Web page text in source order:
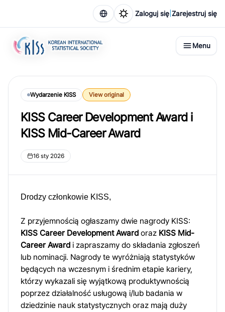
Zaloguj się Zarejestruj się
Menu
Wydarzenie KISS View original
KISS Career Development Award i
KISS Mid-Career Award
16 sty 2026
Drodzy członkowie KISS,
Z przyjemnością ogłaszamy dwie nagrody KISS:
KISS Career Development Award oraz KISS Mid-
Career Award i zapraszamy do składania zgłoszeń
lub nominacji. Nagrody te wyróżniają statystyków
będących na wczesnym i średnim etapie kariery,
którzy wykazali się wyjątkową produktywnością
poprzez działalność usługową i/lub badania w
dziedzinie nauk statystycznych oraz mają duży